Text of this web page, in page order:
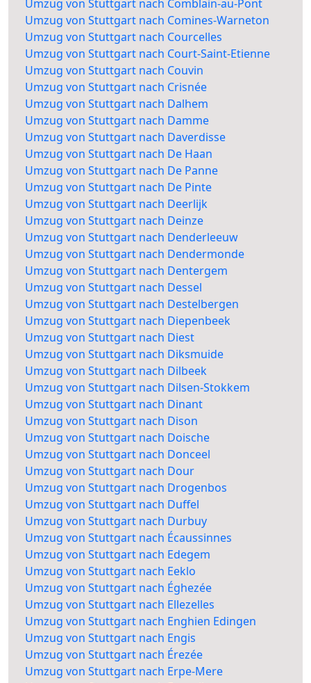
Umzug von Stuttgart nach Comblain-au-Pont
Umzug von Stuttgart nach Comines-Warneton
Umzug von Stuttgart nach Courcelles
Umzug von Stuttgart nach Court-Saint-Etienne
Umzug von Stuttgart nach Couvin
Umzug von Stuttgart nach Crisnée
Umzug von Stuttgart nach Dalhem
Umzug von Stuttgart nach Damme
Umzug von Stuttgart nach Daverdisse
Umzug von Stuttgart nach De Haan
Umzug von Stuttgart nach De Panne
Umzug von Stuttgart nach De Pinte
Umzug von Stuttgart nach Deerlijk
Umzug von Stuttgart nach Deinze
Umzug von Stuttgart nach Denderleeuw
Umzug von Stuttgart nach Dendermonde
Umzug von Stuttgart nach Dentergem
Umzug von Stuttgart nach Dessel
Umzug von Stuttgart nach Destelbergen
Umzug von Stuttgart nach Diepenbeek
Umzug von Stuttgart nach Diest
Umzug von Stuttgart nach Diksmuide
Umzug von Stuttgart nach Dilbeek
Umzug von Stuttgart nach Dilsen-Stokkem
Umzug von Stuttgart nach Dinant
Umzug von Stuttgart nach Dison
Umzug von Stuttgart nach Doische
Umzug von Stuttgart nach Donceel
Umzug von Stuttgart nach Dour
Umzug von Stuttgart nach Drogenbos
Umzug von Stuttgart nach Duffel
Umzug von Stuttgart nach Durbuy
Umzug von Stuttgart nach Écaussinnes
Umzug von Stuttgart nach Edegem
Umzug von Stuttgart nach Eeklo
Umzug von Stuttgart nach Éghezée
Umzug von Stuttgart nach Ellezelles
Umzug von Stuttgart nach Enghien Edingen
Umzug von Stuttgart nach Engis
Umzug von Stuttgart nach Érezée
Umzug von Stuttgart nach Erpe-Mere